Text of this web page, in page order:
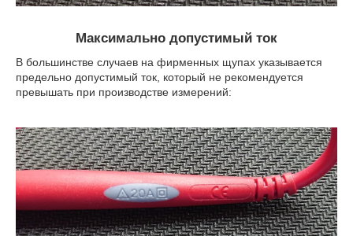
Максимально допустимый ток
В большинстве случаев на фирменных щупах указывается
предельно допустимый ток, который не рекомендуется
превышать при производстве измерений: